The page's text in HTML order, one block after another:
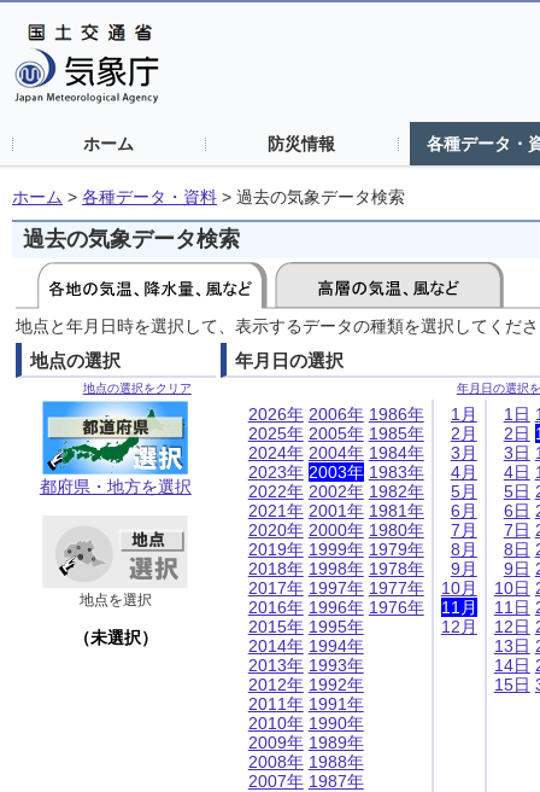
ホーム 防災情報 各種データ・
ホーム > 各種データ・資料 > 過去の気象データ検索
過去の気象データ検索
地点と年月日時を選択して、表示するデータの種類を選択してくだ
地点の選択
地点の選択をクリア
都府県・地方を選択
地点を選択
（未選択）
年月日の選択
年月日の選択
2026年
2025年
2024年
2023年
2022年
2021年
2020年
2019年
2018年
2017年
2016年
2015年
2014年
2013年
2012年
2011年
2010年
2009年
2008年
2007年
2006年
2005年
2004年
2003年
2002年
2001年
2000年
1999年
1998年
1997年
1996年
1995年
1994年
1993年
1992年
1991年
1990年
1989年
1988年
1987年
1986年
1985年
1984年
1983年
1982年
1981年
1980年
1979年
1978年
1977年
1976年
1月
2月
3月
4月
5月
6月
7月
8月
9月
10月
11月
12月
1日
2日
3日
4日
5日
6日
7日
8日
9日
10日
11日
12日
13日
14日
15日